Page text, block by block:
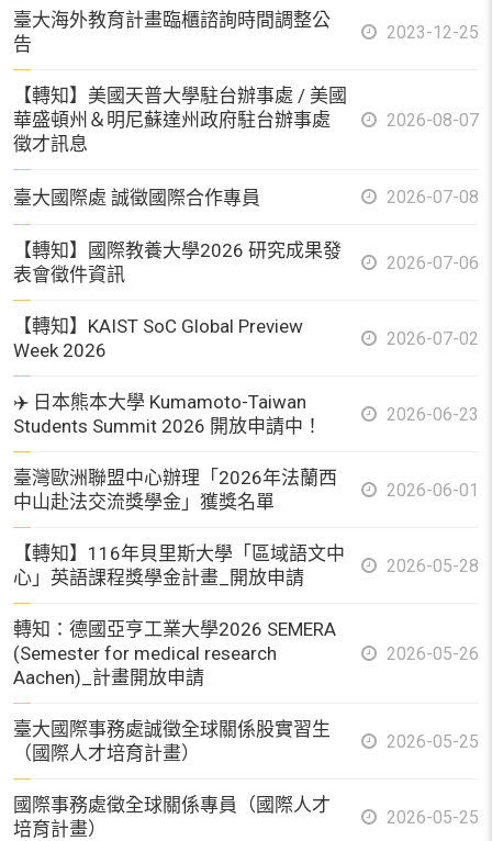
臺大海外教育計畫臨櫃諮詢時間調整公
告
2023-12-25
【轉知】美國天普大學駐台辦事處 / 美國
華盛頓州＆明尼蘇達州政府駐台辦事處
徵才訊息
2026-08-07
臺大國際處 誠徵國際合作專員 2026-07-08
【轉知】國際教養大學2026 研究成果發
表會徵件資訊
2026-07-06
【轉知】KAIST SoC Global Preview
Week 2026
2026-07-02
✈️ 日本熊本大學 Kumamoto-Taiwan
Students Summit 2026 開放申請中！
2026-06-23
臺灣歐洲聯盟中心辦理「2026年法蘭西
中山赴法交流獎學金」獲獎名單
2026-06-01
【轉知】116年貝里斯大學「區域語文中
心」英語課程獎學金計畫_開放申請
2026-05-28
轉知：德國亞亨工業大學2026 SEMERA
(Semester for medical research
Aachen)_計畫開放申請
2026-05-26
臺大國際事務處誠徵全球關係股實習生
（國際人才培育計畫）
2026-05-25
國際事務處徵全球關係專員（國際人才
培育計畫）
2026-05-25